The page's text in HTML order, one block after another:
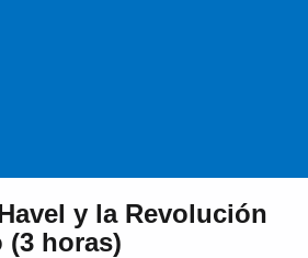
y la Revolución
(3 horas)